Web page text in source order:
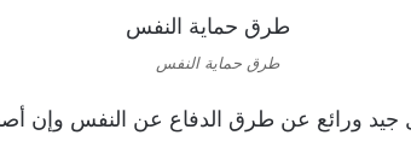
طرق حماية النفس
جيد ورائع عن طرق الدفاع عن النفس وإن